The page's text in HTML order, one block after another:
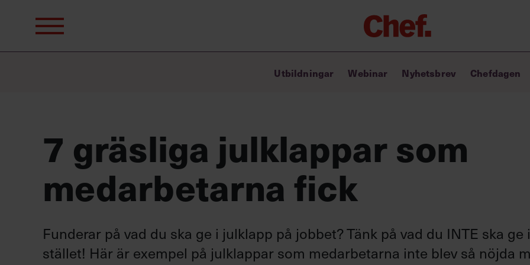
efter:
Chefakademin+
Lyft ditt ledarskap med C+
Ledarskapstest
Chef GPT – din chefsassistent i
Utbildningar Webinar Nyhetsbrev Chefdagen
7 gräsliga julklappar som
medarbetarna fick
Funderar på vad du ska ge i julklapp på jobbet? Tänk på vad du INTE ska ge i
stället! Här är exempel på julklappar som medarbetarna inte blev så nöjda